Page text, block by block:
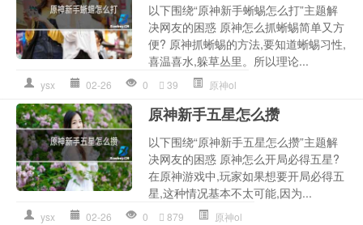
以下围绕“原神新手蜥蜴怎么打”主题解
决网友的困惑 原神怎么抓蜥蜴简单又方
便? 原神抓蜥蜴的方法,要知道蜥蜴习性,
喜温喜水,躲草丛里。所以理论...
ysx 02-26 0 39 原神ol
原神新手五星怎么攒
以下围绕“原神新手五星怎么攒”主题解
决网友的困惑 原神怎么开局必得五星?
在原神游戏中,玩家如果想要开局必得五
星,这种情况基本不太可能,因为...
ysx 02-26 0 879 原神ol